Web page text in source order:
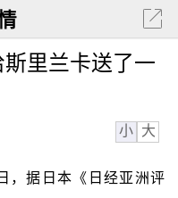
里兰卡送了一
小 大
，据日本《日经亚洲评